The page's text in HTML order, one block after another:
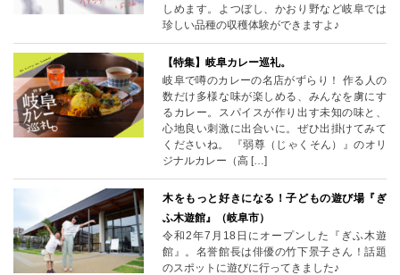
しめます。よつぼし、かおり野など岐阜では
珍しい品種の収穫体験ができますよ♪
【特集】岐阜カレー巡礼。
岐阜で噂のカレーの名店がずらり！ 作る人の
数だけ多様な味が楽しめる、みんなを虜にす
るカレー。スパイスが作り出す未知の味と、
心地良い刺激に出合いに。ぜひ出掛けてみて
くださいね。 『弱尊（じゃくそん）』のオリ
ジナルカレー（高 […]
木をもっと好きになる！子どもの遊び場『ぎ
ふ木遊館』（岐阜市）
令和2年7月18日にオープンした『ぎふ木遊
館』。名誉館長は俳優の竹下景子さん！話題
のスポットに遊びに行ってきました♪